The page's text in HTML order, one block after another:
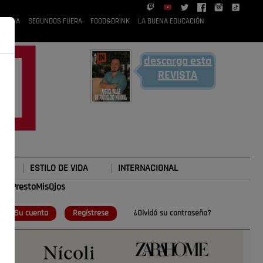
RUBIA SEGUNDOS FUERA FOOD&DRINK LA BUENA EDUCACIÓN
descarga esta
REVISTA
ESTILO DE VIDA INTERNACIONAL
Su cuenta Regístrese ¿Olvidó su contraseña?